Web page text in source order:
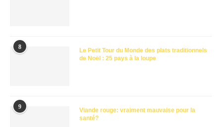
8
Le Petit Tour du Monde des plats traditionnels
de Noël : 25 pays à la loupe
9
Viande rouge: vraiment mauvaise pour la
santé?